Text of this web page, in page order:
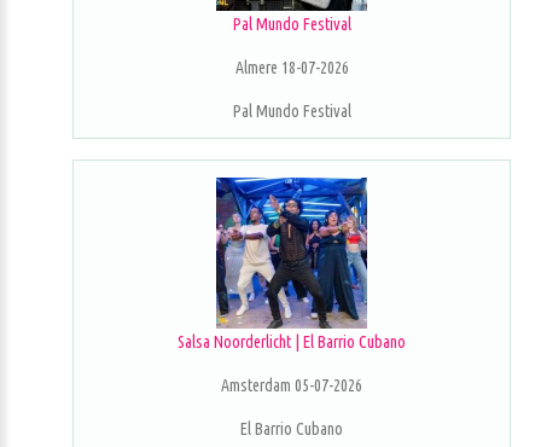
Pal Mundo Festival
Almere 18-07-2026
Pal Mundo Festival
Salsa Noorderlicht | El Barrio Cubano
Amsterdam 05-07-2026
El Barrio Cubano